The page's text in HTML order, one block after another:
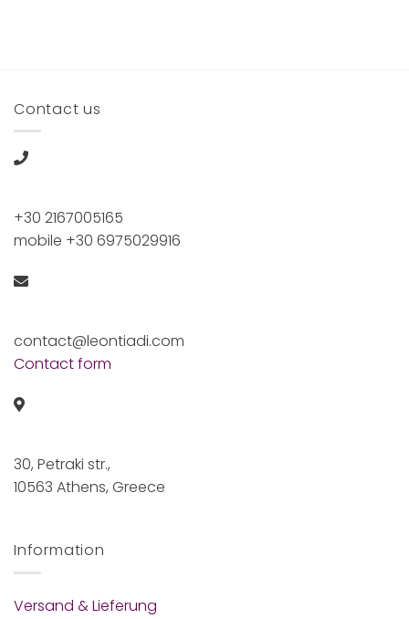
Contact us
+30 2167005165
mobile +30 6975029916
contact@leontiadi.com
Contact form
30, Petraki str.,
10563 Athens, Greece
Information
Versand & Lieferung